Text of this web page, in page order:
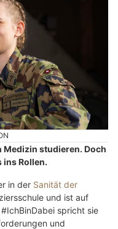
Medizin studieren. Doch
ins Rollen.
in der Sanität der
und ist auf
spricht sie
und